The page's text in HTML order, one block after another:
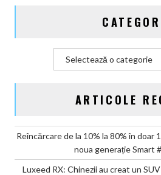
ARTICOLE
Reîncărcare de la 10% la 80% în doar
noua generație Smart
Luxeed RX: Chinezii au creat un